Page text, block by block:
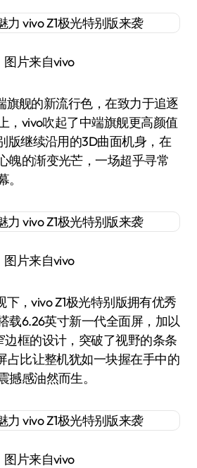
图片来自vivo
旗舰的新流行色，在致力于追逐
，vivo吹起了中端旗舰更高颜值
版继续沿用的3D曲面机身，在
魄的渐变光芒，一场超乎寻常
图片来自vivo
，vivo Z1极光特别版拥有优秀
载6.26英寸新一代全面屏，加以
边框的设计，突破了视野的条条
占比让整机犹如一块握在手中的
撼感油然而生。
图片来自vivo